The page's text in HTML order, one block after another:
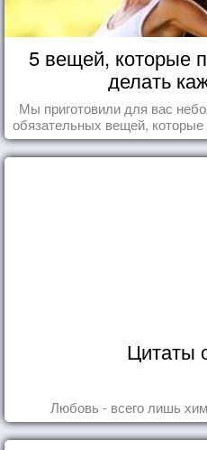
5 вещей, которые
делать
Мы приготовили для вас
обязательных вещей,
Цитаты
Любовь - всего лишь